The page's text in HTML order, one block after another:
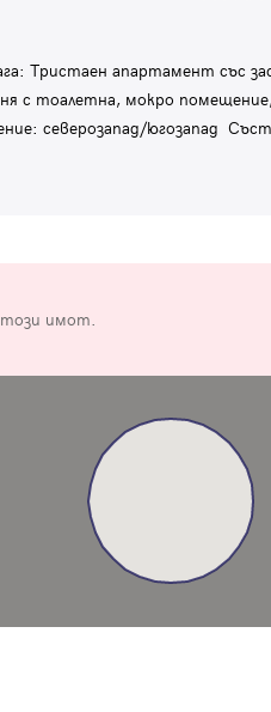
Тристаен апартамент със
с тоалетна, мокро
северозапад/югозапад
този имот.